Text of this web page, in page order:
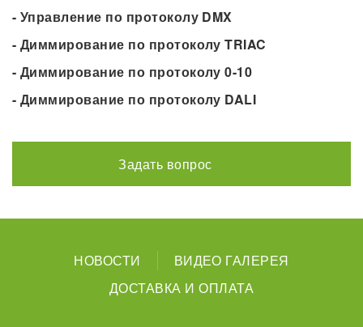
- Управление по протоколу DMX
- Диммирование по протоколу TRIAC
- Диммирование по протоколу 0-10
- Диммирование по протоколу DALI
Задать вопрос
НОВОСТИ
ВИДЕО ГАЛЕРЕЯ
ДОСТАВКА И ОПЛАТА